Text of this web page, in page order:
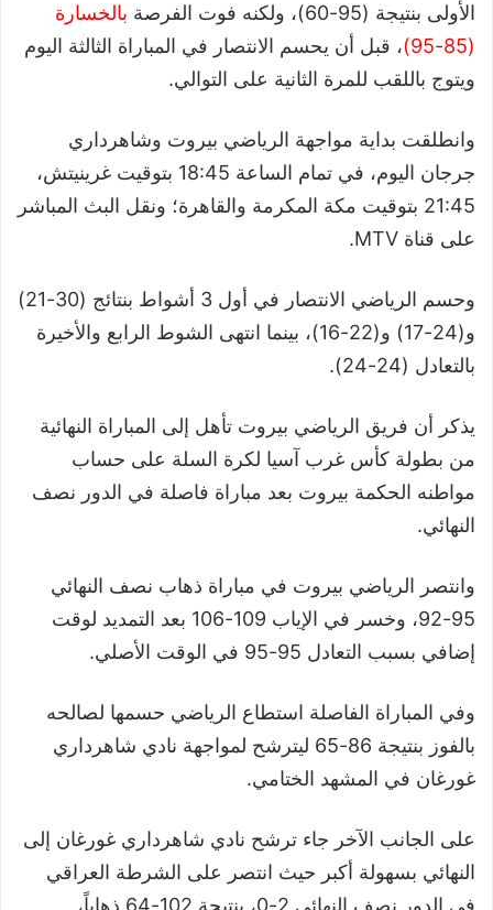
الأولى بنتيجة (95-60)، ولكنه فوت الفرصة
بالخسارة
(85-95)
، قبل أن يحسم الانتصار في المباراة الثالثة اليوم
ويتوج باللقب للمرة الثانية على التوالي.
وانطلقت بداية مواجهة الرياضي بيروت وشاهرداري
جرجان اليوم، في تمام الساعة 18:45 بتوقيت غرينيتش،
21:45 بتوقيت مكة المكرمة والقاهرة؛ ونقل البث المباشر
على قناة MTV.
وحسم الرياضي الانتصار في أول 3 أشواط بنتائج (30-21)
و(24-17) و(22-16)، بينما انتهى الشوط الرابع والأخيرة
بالتعادل (24-24).
يذكر أن فريق الرياضي بيروت تأهل إلى المباراة النهائية
من بطولة كأس غرب آسيا لكرة السلة على حساب
مواطنه الحكمة بيروت بعد مباراة فاصلة في الدور نصف
النهائي.
وانتصر الرياضي بيروت في مباراة ذهاب نصف النهائي
95-92، وخسر في الإياب 109-106 بعد التمديد لوقت
إضافي بسبب التعادل 95-95 في الوقت الأصلي.
وفي المباراة الفاصلة استطاع الرياضي حسمها لصالحه
بالفوز بنتيجة 86-65 ليترشح لمواجهة نادي شاهرداري
غورغان في المشهد الختامي.
على الجانب الآخر جاء ترشح نادي شاهرداري غورغان إلى
النهائي بسهولة أكبر حيث انتصر على الشرطة العراقي
في الدور نصف النهائي 2-0، بنتيجة 102-64 ذهاباً،